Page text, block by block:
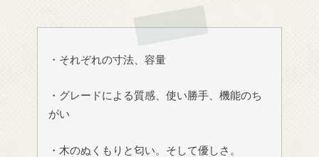
・それぞれの寸法、容量
・グレードによる質感、使い勝手、機能のち
がい
・木のぬくもりと匂い。そして優しさ。